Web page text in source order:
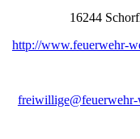
http://www.feuerwehr-